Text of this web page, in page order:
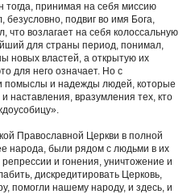
тогда, принимая на себя миссию
подвиг во имя Бога,
что возлагает на себя колоссальную
для страны период, понимал,
новых властей, а открытую их
для него означает. Но с
помыслы и надежды людей, которые
наставления, вразумления тех, кто
Православной Церкви в полной
народа, были рядом с людьми в их
и гонения, уничтожение и
дискредитировать Церковь,
помогли нашему народу, и здесь, и